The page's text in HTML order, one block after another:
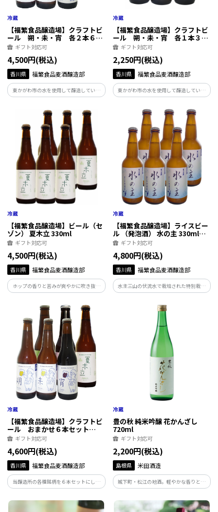
【福繁食品醸造場】クラフトビ
ール 朔・未・宵 各２本６本
セット 330ml
ギフト対応可
4,500円(税込)
香川県 福繁食品麦酒醸造部
東かがわ市の水を使用して醸造していま
す。焙煎麦芽の香りとほろ苦さが楽しめ、
飲み口や、苦味控えめな黒ビール、どん
な料理にも合う定番ビールの６本セット
です。
【福繁食品醸造場】クラフトビ
ール 朔・未・宵 各１本３本
セット 330ml
ギフト対応可
2,250円(税込)
香川県 福繁食品麦酒醸造部
東かがわ市の水を使用して醸造していま
す。焙煎麦芽の香りとほろ苦さが楽しめ、
後味はすっきり。フルーティーで優しい
飲み口や、苦味控えめな黒ビール、どん
な料理にも合う定番ビールの３本セット
です。
【福繁食品醸造場】ビール（セ
ゾン） 夏木立 330ml
ギフト対応可
4,500円(税込)
香川県 福繁食品麦酒醸造部
ホップの香りと苦みが爽やかに吹き抜け
るドライな味わい。暑さの中で飲むのに
ぴったりな、夏季限定ビールです。
【福繁食品醸造場】ライスビー
ル （発泡酒） 水の主 330ml６
本セット
ギフト対応可
4,800円(税込)
香川県 福繁食品麦酒醸造部
水主三山の伏流水で栽培された特別栽培
米「水主米」を使ったお米のビール。米
麹とシャンパン酵母が協力し、日本酒を
思わせるふくよかな味わいに仕上げてく
れました。弊社ビールの中では高めのア
ルコール度数7％。
【福繁食品醸造場】クラフトビ
ール おまかせ６本セット
330ml
ギフト対応可
4,600円(税込)
香川県 福繁食品麦酒醸造部
当醸造所の各種銘柄を６本セットにして
お得な価格でお届け。セット内容は季節
ごと、仕込みのタイミングで変わります。
当醸造所の定番ビールから地元の産品を
豊の秋 純米吟醸 花かんざし
720ml
ギフト対応可
2,200円(税込)
島根県 米田酒造
城下町・松江の地酒。軽やかな香りと、
ふっくらとしたお米の旨みがあります。落
ち着いた味わいとスッキリとした切れ味
は、旬の食材と良く合います。冷やしてあ